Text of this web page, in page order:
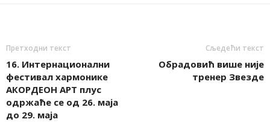
Претходни текст
16. Интернационални
фестивал хармонике
АКОРДЕОН АРТ плус
одржаће се од 26. маја
до 29. маја
Сљедећи текст
Обрадовић више није
тренер Звезде